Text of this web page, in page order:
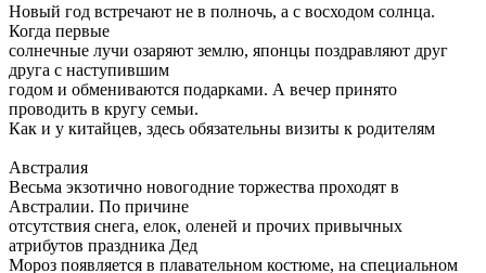
Новый год встречают не в полночь, а с восходом солнца.
Когда первые
солнечные лучи озаряют землю, японцы поздравляют друг
друга с наступившим
годом и обмениваются подарками. А вечер принято
проводить в кругу семьи.
Как и у китайцев, здесь обязательны визиты к родителям
Австралия
Весьма экзотично новогодние торжества проходят в
Австралии. По причине
отсутствия снега, елок, оленей и прочих привычных
атрибутов праздника Дед
Мороз появляется в плавательном костюме, на специальном